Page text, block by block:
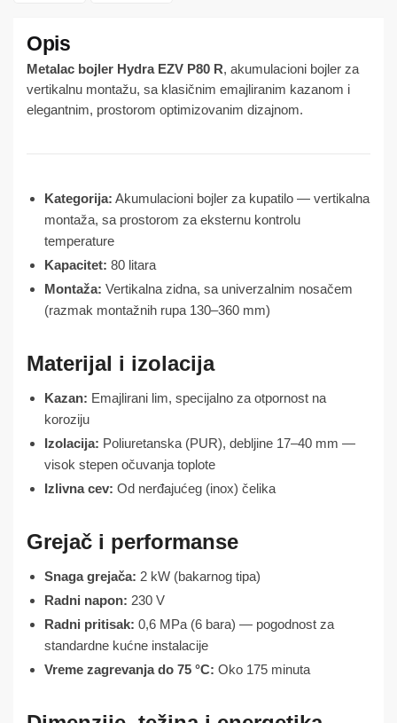
Metalac bojler Hydra EZV P80 R, akumulacioni bojler za
vertikalnu montažu, sa klasičnim emajliranim kazanom i
elegantnim, prostorom optimizovanim dizajnom.
Kategorija: Akumulacioni bojler za kupatilo — vertikalna
montaža, sa prostorom za eksternu kontrolu
temperature
Kapacitet: 80 litara
Montaža: Vertikalna zidna, sa univerzalnim nosačem
(razmak montažnih rupa 130–360 mm)
Materijal i izolacija
Kazan: Emajlirani lim, specijalno za otpornost na
koroziju
Izolacija: Poliuretanska (PUR), debljine 17–40 mm —
visok stepen očuvanja toplote
Izlivna cev: Od nerđajućeg (inox) čelika
Grejač i performanse
Snaga grejača: 2 kW (bakarnog tipa)
Radni napon: 230 V
Radni pritisak: 0,6 MPa (6 bara) — pogodnost za
standardne kućne instalacije
Vreme zagrevanja do 75 °C: Oko 175 minuta